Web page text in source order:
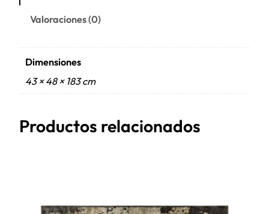
Valoraciones (0)
Dimensiones
43 × 48 × 183 cm
Productos relacionados